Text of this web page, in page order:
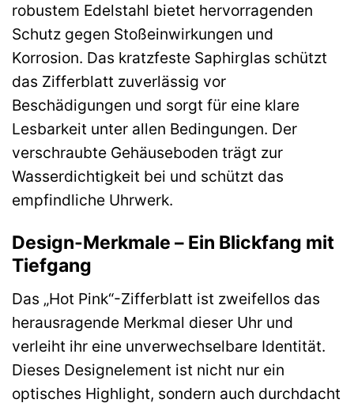
robustem Edelstahl bietet hervorragenden
Schutz gegen Stoßeinwirkungen und
Korrosion. Das kratzfeste Saphirglas schützt
das Zifferblatt zuverlässig vor
Beschädigungen und sorgt für eine klare
Lesbarkeit unter allen Bedingungen. Der
verschraubte Gehäuseboden trägt zur
Wasserdichtigkeit bei und schützt das
empfindliche Uhrwerk.
Design-Merkmale – Ein Blickfang mit
Tiefgang
Das „Hot Pink“-Zifferblatt ist zweifellos das
herausragende Merkmal dieser Uhr und
verleiht ihr eine unverwechselbare Identität.
Dieses Designelement ist nicht nur ein
optisches Highlight, sondern auch durchdacht